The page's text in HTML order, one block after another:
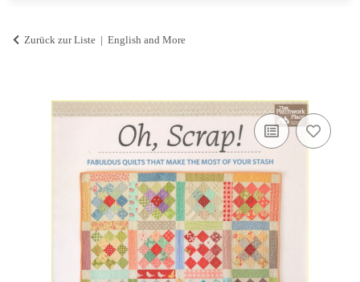
Zurück zur Liste English and More